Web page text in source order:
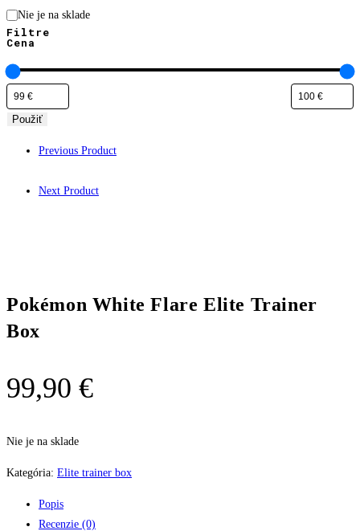
Previous Product
Next Product
Pokémon White Flare Elite Trainer
Box
99,90 €
Nie je na sklade
Kategória: Elite trainer box
Popis
Recenzie (0)
StavNie je na sklade
Filtre
Cena
Použiť